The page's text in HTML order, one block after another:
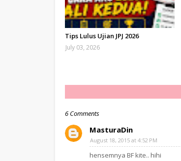
Tips Lulus Ujian JPJ 2026
July 03, 2026
6 Comments
MasturaDin
August 18, 2015 at 4:52 PM
hensemnya BF kite.. hihi